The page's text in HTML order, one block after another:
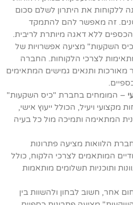
ללקוחות את היתרון לשלם סכום
זה מאפשר להם להתמקד
ללא דאגה מיותרת לריבית.
השקעות" מציעה אפשרויות של
לצרכי הלקוחות. החברה
מאורכות ותנאים גמישים המתאימים
– המומחים בחברת "כיס השקעות"
מקצועי ויעיל, הכולל ייעוץ אישי,
המתאימה ותמיכה מול כל בעיה
הלוואות מציעה פתרונות
המותאמים לצרכי הלקוח, כולל
ותוכניות תשלומים מותאמות
אחר, חשוב לבחון ולהשוות בין